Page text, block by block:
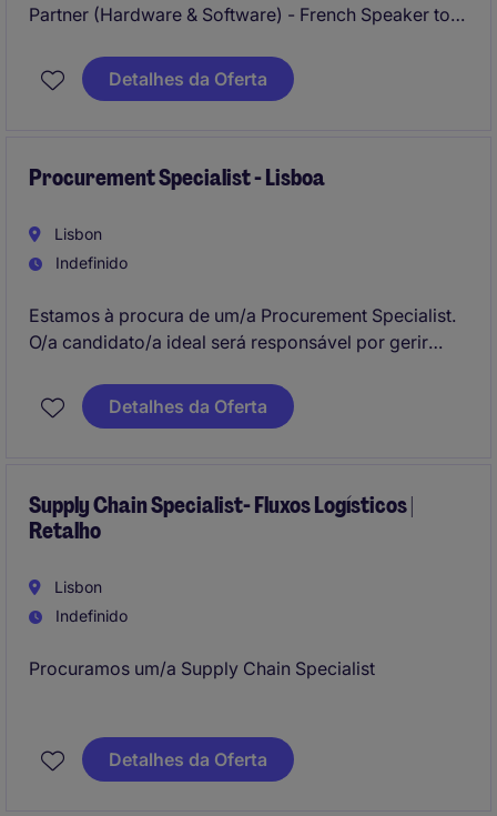
Partner (Hardware & Software) - French Speaker to
technology and telecoms industry. This role requires
expertise in hardware and software procurement,
Detalhes da Oferta
Procurement Specialist - Lisboa
Lisbon
Indefinido
Estamos à procura de um/a Procurement Specialist.
O/a candidato/a ideal será responsável por gerir
de fornecedores ligados ao sector técnico.
Detalhes da Oferta
Supply Chain Specialist- Fluxos Logísticos |
Retalho
Lisbon
Indefinido
Procuramos um/a Supply Chain Specialist
Detalhes da Oferta